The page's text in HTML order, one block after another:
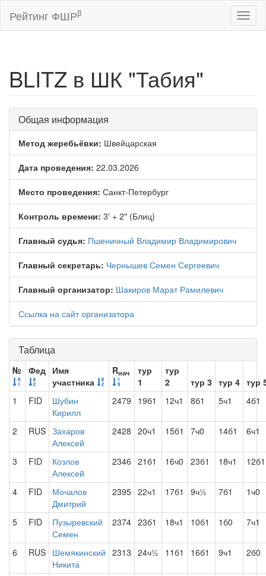
Рейтинг ФШРβ
BLITZ в ШК "Табия"
Общая информация
Метод жеребьёвки: Швейцарская
Дата проведения: 22.03.2026
Место проведения: Санкт-Петербург
Контроль времени: 3' + 2" (Блиц)
Главный судья: Пшеничный Владимир Владимирович
Главный секретарь: Чернышев Семен Сергеевич
Главный организатор: Шакиров Марат Рамилевич
Ссылка на сайт организатора
Таблица
№ Фед Имя
участника
Rнач
тур
1
тур
2
тур 3 тур 4 тур
1
FID
Шубин
Кирилл
2479 19б1 12ч1 8б1 5ч1 4б1
2 RUS Захаров
Алексей
2428 20ч1 15б1 7ч0 14б1 6ч1
3 FID
Козлов
Алексей
2346 21б1 16ч0 23б1 18ч1 12б1
4 FID
Мочалов
Дмитрий
2395 22ч1 17б1 9ч½ 7б1 1ч0
5 FID
Пузыревский
Семен
2374 23б1 18ч1 10б1 1б0 7ч1
6 RUS Шемякинский
Никита
2313 24ч½ 11б1 16б1 9ч1 2б0